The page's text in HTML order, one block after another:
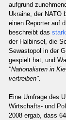
aufgrund
Ukraine, der NATO
einen Reporter auf
beschreibt das
der Halbinsel, die
Sewastopol in der
gespielt hat, und
"Nationalisten in
vertreiben".
Eine Umfrage des
Wirtschafts- und
2008 ergab, dass